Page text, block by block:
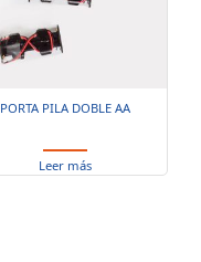
PORTA PILA DOBLE AA
Leer más